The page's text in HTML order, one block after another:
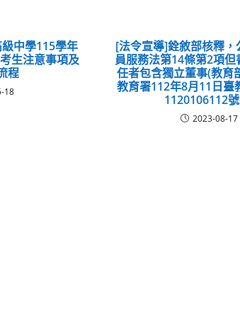
中學115學年
生注意事項及
程
18
[法令宣導]銓敘部核釋，
員服務法第14條第2項
任者包含獨立董事(教育
教育署112年8月11日臺
1120106112
2023-08-17